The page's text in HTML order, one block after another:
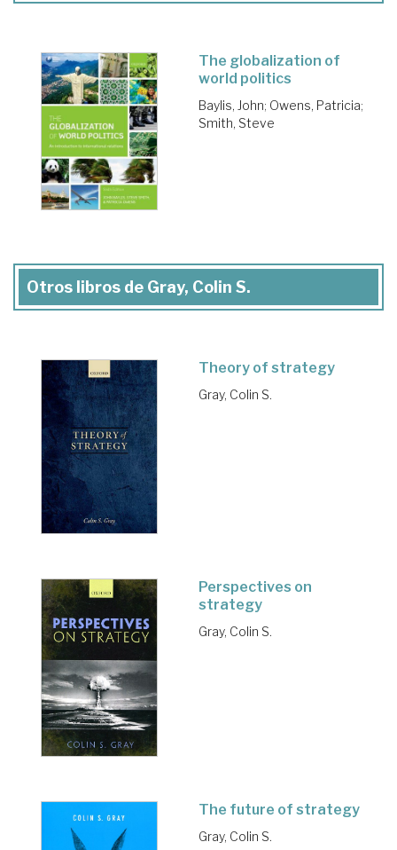
The globalization of
world politics
Baylis, John; Owens, Patricia;
Smith, Steve
Otros libros de Gray, Colin S.
Theory of strategy
Gray, Colin S.
Perspectives on
strategy
Gray, Colin S.
The future of strategy
Gray, Colin S.